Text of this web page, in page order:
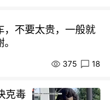
，不要太贵，一般就
375 18
克毒